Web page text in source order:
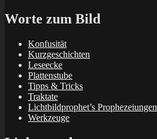
Worte zum Bild
Konfusität
Kurzgeschichten
Leseecke
Plattenstube
Tipps & Tricks
Traktate
Lichtbildprophet’s Prophezeiungen
Werkzeuge